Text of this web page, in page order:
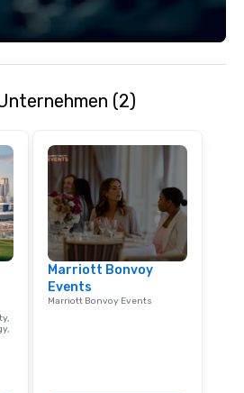
with utmost care,
engaging information
dining experience
team building. All-Inclusive Group
Dining When meeting
corporate group
Smacking Foodie
group is assured a
experience with three
signature dishes at
person with tax and
(2)
Marriott Bonvoy
Events
Marriott Bonvoy Events